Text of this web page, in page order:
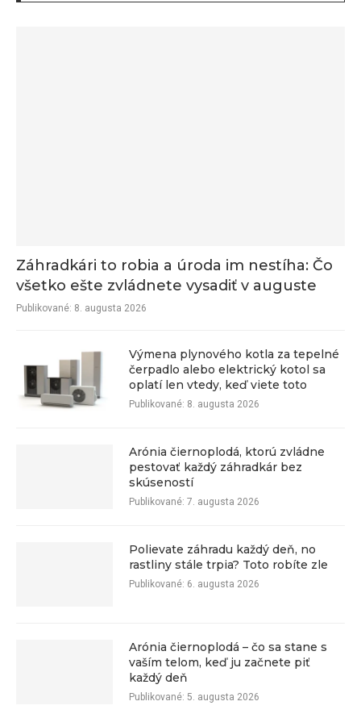
Záhradkári to robia a úroda im nestíha: Čo
všetko ešte zvládnete vysadiť v auguste
Publikované: 8. augusta 2026
Výmena plynového kotla za tepelné
čerpadlo alebo elektrický kotol sa
oplatí len vtedy, keď viete toto
Publikované: 8. augusta 2026
Arónia čiernoplodá, ktorú zvládne
pestovať každý záhradkár bez
skúseností
Publikované: 7. augusta 2026
Polievate záhradu každý deň, no
rastliny stále trpia? Toto robíte zle
Publikované: 6. augusta 2026
Arónia čiernoplodá – čo sa stane s
vaším telom, keď ju začnete piť
každý deň
Publikované: 5. augusta 2026